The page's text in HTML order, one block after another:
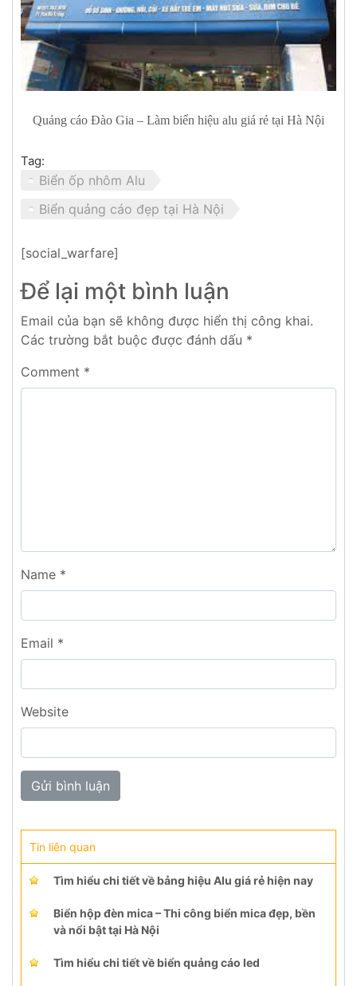
Quảng cáo Đào Gia – Làm biển hiệu alu giá rẻ tại Hà Nội
Tag:
Biển ốp nhôm Alu
Biển quảng cáo đẹp tại Hà Nội
[social_warfare]
Để lại một bình luận
Email của bạn sẽ không được hiển thị công khai.
Các trường bắt buộc được đánh dấu *
Comment *
Name *
Email *
Website
Tin liên quan
Tìm hiểu chi tiết về bảng hiệu Alu giá rẻ hiện nay
Biển hộp đèn mica – Thi công biển mica đẹp, bền
và nổi bật tại Hà Nội
Tìm hiểu chi tiết về biển quảng cáo led